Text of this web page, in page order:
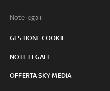
Note legali:
GESTIONE COOKIE
NOTE LEGALI
OFFERTA SKY MEDIA